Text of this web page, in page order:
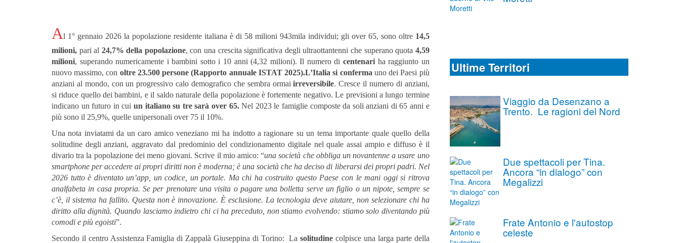
Al 1° gennaio 2026 la popolazione residente italiana è di 58 milioni 943mila individui; gli over 65, sono oltre 14,5
milioni, pari al 24,7% della popolazione, con una crescita significativa degli ultraottantenni che superano quota 4,59
milioni, superando numericamente i bambini sotto i 10 anni (4,32 milioni). Il numero di centenariha raggiunto un
nuovo massimo, con oltre 23.500 persone (Rapporto annuale ISTAT 2025).L’Italia si conferma uno dei Paesi più
anziani al mondo, con un progressivo calo demografico che sembra ormaiirreversibile. Cresce il numero di anziani,
si riduce quello dei bambini, e il saldo naturale della popolazione è fortemente negativo. Le previsioni a lungo termine
indicano un futuro in cui un italiano su tre sarà over 65.Nel 2023 le famiglie composte da soli anziani di 65 anni e
più sono il 25,9%, quelle unipersonali over 75 il 10%.
Una nota inviatami da un caro amico veneziano mi ha indotto a ragionare su un tema importante quale quello della
solitudine degli anziani, aggravato dal predominio del condizionamento digitale nel quale assai ampio e diffuso è il
divario tra la popolazione dei meno giovani. Scrive il mio amico: “una società che obbliga un novantenne a usare uno
smartphone per accedere ai propri diritti non è moderna; è una società che ha deciso di liberarsi dei propri padri. Nel
2026 tutto è diventato un’app, un codice, un portale. Ma chi ha costruito questo Paese con le mani oggi si ritrova
analfabeta in casa propria. Se per prenotare una visita o pagare una bolletta serve un figlio o un nipote, sempre se
c’è, il sistema ha fallito. Questa non è innovazione. È esclusione. La tecnologia deve aiutare, non selezionare chi ha
diritto alla dignità. Quando lasciamo indietro chi ci ha preceduto, non stiamo evolvendo: stiamo solo diventando più
comodi e più egoisti”.
Secondo il centro Assistenza Famiglia di Zappalà Giuseppina di Torino: Lasolitudine colpisce una larga parte della
Ultime Territori
Viaggio da Desenzano a
Trento. Le ragioni del Nord
Due spettacoli per Tina.
Ancora “in dialogo” con
Megalizzi
Frate Antonio e l'autostop
celeste